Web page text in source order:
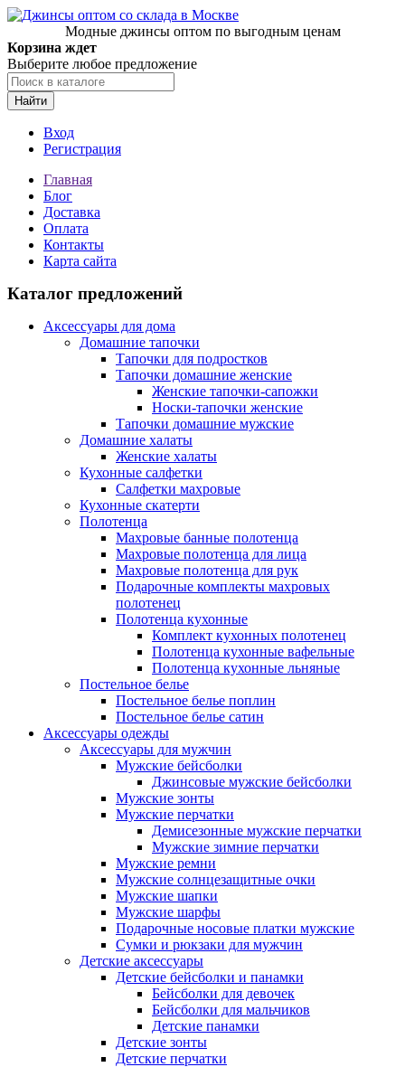
Модные джинсы оптом по выгодным ценам
Корзина ждет
Выберите любое предложение
Найти
Вход
Регистрация
Главная
Блог
Доставка
Оплата
Контакты
Карта сайта
Каталог предложений
Аксессуары для дома
Домашние тапочки
Тапочки для подростков
Тапочки домашние женские
Женские тапочки-сапожки
Носки-тапочки женские
Тапочки домашние мужские
Домашние халаты
Женские халаты
Кухонные салфетки
Салфетки махровые
Кухонные скатерти
Полотенца
Махровые банные полотенца
Махровые полотенца для лица
Махровые полотенца для рук
Подарочные комплекты махровых
полотенец
Полотенца кухонные
Комплект кухонных полотенец
Полотенца кухонные вафельные
Полотенца кухонные льняные
Постельное белье
Постельное белье поплин
Постельное белье сатин
Аксессуары одежды
Аксессуары для мужчин
Мужские бейсболки
Джинсовые мужские бейсболки
Мужские зонты
Мужские перчатки
Демисезонные мужские перчатки
Мужские зимние перчатки
Мужские ремни
Мужские солнцезащитные очки
Мужские шапки
Мужские шарфы
Подарочные носовые платки мужские
Сумки и рюкзаки для мужчин
Детские аксессуары
Детские бейсболки и панамки
Бейсболки для девочек
Бейсболки для мальчиков
Детские панамки
Детские зонты
Детские перчатки